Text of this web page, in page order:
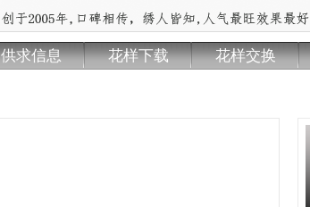
供求信息 花样下载 花样交换